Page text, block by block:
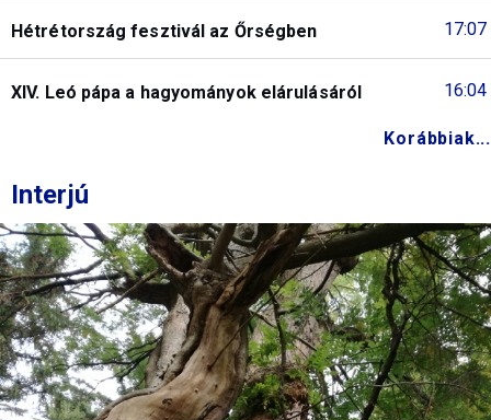
17:07
Hétrétország fesztivál az Őrségben
16:04
XIV. Leó pápa a hagyományok elárulásáról
Korábbiak...
Interjú